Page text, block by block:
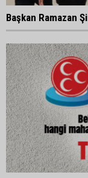
Başkan Ramazan